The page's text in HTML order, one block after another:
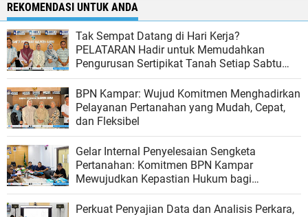
REKOMENDASI UNTUK ANDA
Tak Sempat Datang di Hari Kerja?
PELATARAN Hadir untuk Memudahkan
Pengurusan Sertipikat Tanah Setiap Sabtu
dan Minggu
BPN Kampar: Wujud Komitmen Menghadirkan
Pelayanan Pertanahan yang Mudah, Cepat,
dan Fleksibel
Gelar Internal Penyelesaian Sengketa
Pertanahan: Komitmen BPN Kampar
Mewujudkan Kepastian Hukum bagi
Masyarakat
Perkuat Penyajian Data dan Analisis Perkara,